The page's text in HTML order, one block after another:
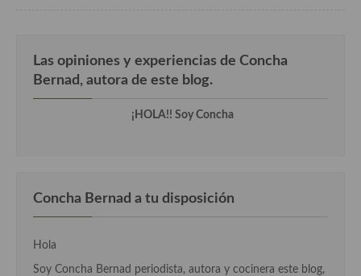
Mojos y pastas
Aperitivos
Bocadillos, hamburguesas, sándwich, emparedados, tostas y
Las opiniones y experiencias de Concha
Bernad, autora de este blog.
¡HOLA!! Soy Concha
Concha Bernad a tu disposición
Hola
Soy Concha Bernad periodista, autora y cocinera este blog,